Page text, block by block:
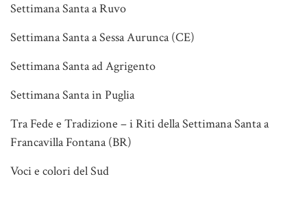
Settimana Santa a Ruvo
Settimana Santa a Sessa Aurunca (CE)
Settimana Santa ad Agrigento
Settimana Santa in Puglia
Tra Fede e Tradizione – i Riti della Settimana Santa a
Francavilla Fontana (BR)
Voci e colori del Sud